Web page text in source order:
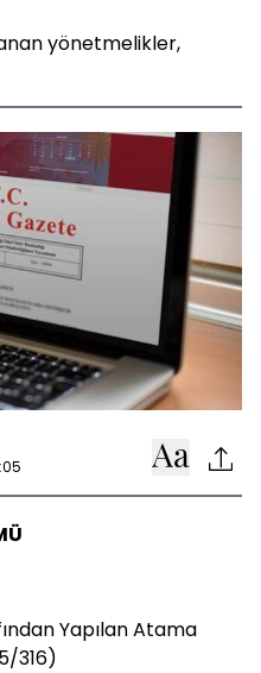
yönetmelikler,
Yapılan Atama
316)